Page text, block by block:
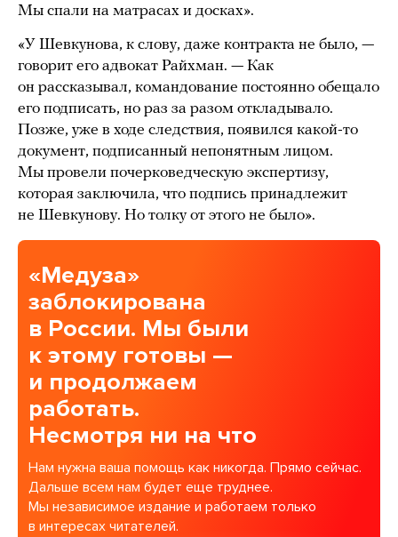
Мы спали на матрасах и досках».
«У Шевкунова, к слову, даже контракта не было, —
говорит его адвокат Райхман. — Как
он рассказывал, командование постоянно обещало
его подписать, но раз за разом откладывало.
Позже, уже в ходе следствия, появился какой-то
документ, подписанный непонятным лицом.
Мы провели почерковедческую экспертизу,
которая заключила, что подпись принадлежит
не Шевкунову. Но толку от этого не было».
«Медуза»
заблокирована
в России. Мы были
к этому готовы —
и продолжаем
работать.
Несмотря ни на что
Нам нужна ваша помощь как никогда. Прямо сейчас.
Дальше всем нам будет еще труднее.
Мы независимое издание и работаем только
в интересах читателей.